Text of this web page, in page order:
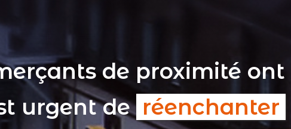
de proximité
urgent de réenchanter